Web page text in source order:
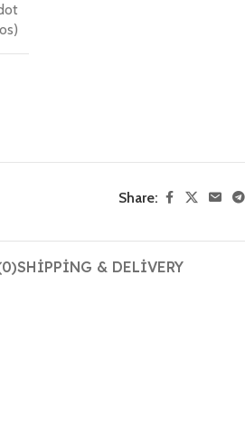
Share:
SHIPPING & DELIVERY